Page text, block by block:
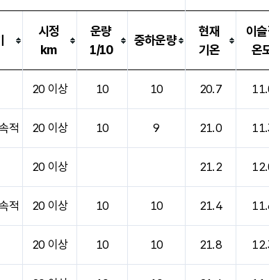
시정
km
운량
1/10
중하운량
현재
기온
이
온
20 이상 10 10 20.7
적 20 이상 10 9 21.0
20 이상 21.2
적 20 이상 10 10 21.4
20 이상 10 10 21.8